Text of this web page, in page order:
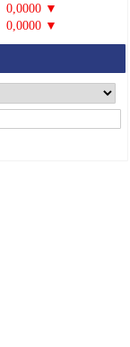
0,0000 ▼
0,0000 ▼